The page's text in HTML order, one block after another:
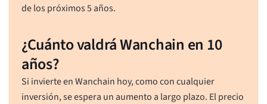
de los próximos 5 años.
¿Cuánto valdrá Wanchain en 10
años?
Si invierte en Wanchain hoy, como con cualquier
inversión, se espera un aumento a largo plazo. El precio